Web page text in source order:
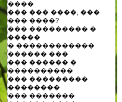
����
��� ��� ����, ���
��� ����?
��� ��������� �
�����
� ������������
������ ���
��� ������ �
����������
��� ���������
��������
��� �������